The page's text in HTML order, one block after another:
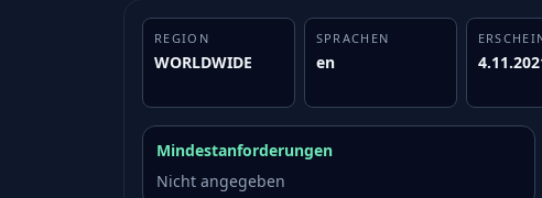
REGION
WORLDWIDE
SPRACHEN
en
Mindestanforderungen
Nicht angegeben